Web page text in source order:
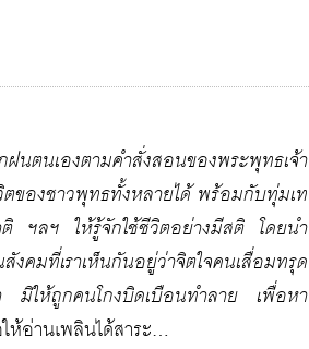
ฝนตนเองตามคำสั่งสอนของพระพุทธเจ้า
ของชาวพุทธทั้งหลายได้ พร้อมกับทุ่มเท
ฯลฯ ให้รู้จักใช้ชีวิตอย่างมีสติ โดยนำ
คมที่เราเห็นกันอยู่ว่าจิตใจคนเสื่อมทรุด
มิให้ถูกคนโกงบิดเบือนทำลาย เพื่อหา
ห้อ่านเพลินได้สาระ…